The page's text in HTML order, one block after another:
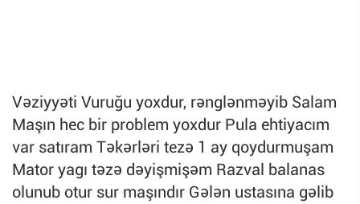
Vəziyyəti Vuruğu yoxdur, rənglənməyib Salam
Maşın hec bir problem yoxdur Pula ehtiyacım
var satıram Təkərləri tezə 1 ay qoydurmuşam
Mator yagı təzə dəyişmişəm Razval balanas
olunub otur sur maşındır Gələn ustasına gəlib